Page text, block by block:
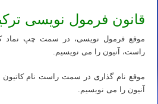
قانون فرمول نویسی
موقع فرمول نویسی، در سمت چپ نماد
راست، آنیون را می نویسیم.
موقع نام گذاری در سمت راست نام
آنیون را می نویسیم.